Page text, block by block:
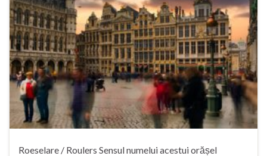
Roeselare / Roulers Sensul numelui acestui orășel